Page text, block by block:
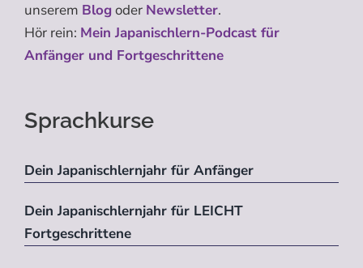
unserem Blogoder Newsletter.
Hör rein: Mein Japanischlern-Podcast für
Anfänger und Fortgeschrittene
Sprachkurse
Dein Japanischlernjahr für Anfänger
Dein Japanischlernjahr für LEICHT
Fortgeschrittene